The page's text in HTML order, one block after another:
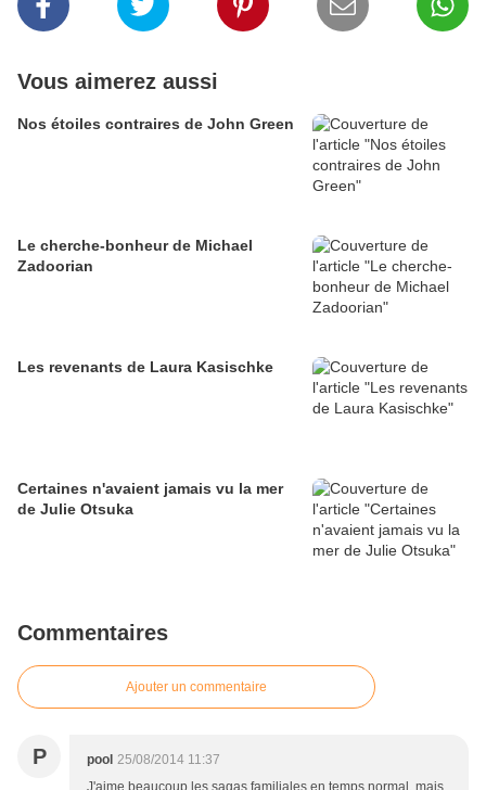
Vous aimerez aussi
Nos étoiles contraires de John Green
Le cherche-bonheur de Michael
Zadoorian
Les revenants de Laura Kasischke
Certaines n'avaient jamais vu la mer
de Julie Otsuka
Commentaires
Ajouter un commentaire
P pool 25/08/2014 11:37
J'aime beaucoup les sagas familiales en temps normal, mais